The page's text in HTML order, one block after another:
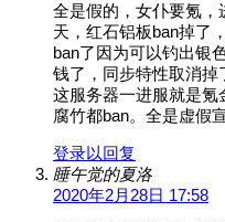
全是假的，女仆要氪，
天，红石铝板ban掉了
ban了因为可以钓出银
钱了，同步特性取消
这服务器一进服就是氪
腐竹都ban。全是虚假
登录以回复
睡午觉的夏洛
2020年2月28日 17:58